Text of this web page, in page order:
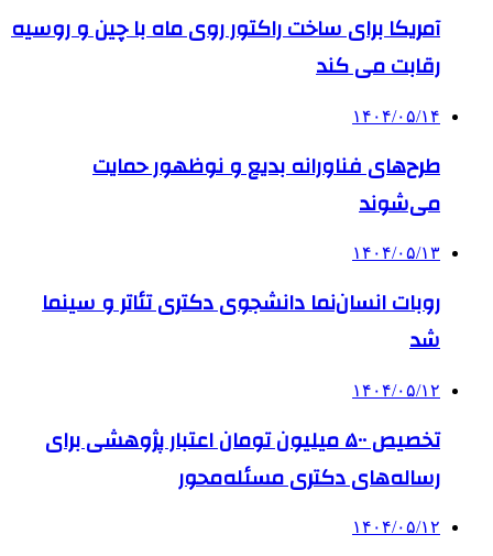
آمریکا برای ساخت راکتور روی ماه با چین و روسیه
رقابت می کند
۱۴۰۴/۰۵/۱۴
طرح‌های فناورانه بدیع و نوظهور حمایت
می‌شوند
۱۴۰۴/۰۵/۱۳
روبات انسان‌نما دانشجوی دکتری تئاتر و سینما
شد
۱۴۰۴/۰۵/۱۲
تخصیص ۵۰۰ میلیون تومان اعتبار پژوهشی برای
رساله‌های دکتری مسئله‌محور
۱۴۰۴/۰۵/۱۲